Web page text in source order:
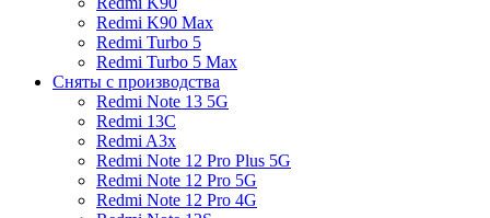
Redmi K90 Max
Redmi Turbo 5
Redmi Turbo 5 Max
Сняты с производства
Redmi Note 13 5G
Redmi 13C
Redmi A3x
Redmi Note 12 Pro Plus 5G
Redmi Note 12 Pro 5G
Redmi Note 12 Pro 4G